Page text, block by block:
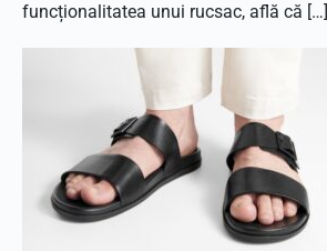
funcționalitatea unui rucsac, află că […]